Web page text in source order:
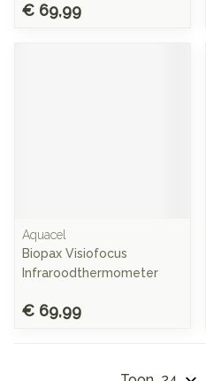
€ 69,99
Aquacel
Biopax Visiofocus
Infraroodthermometer
€ 69,99